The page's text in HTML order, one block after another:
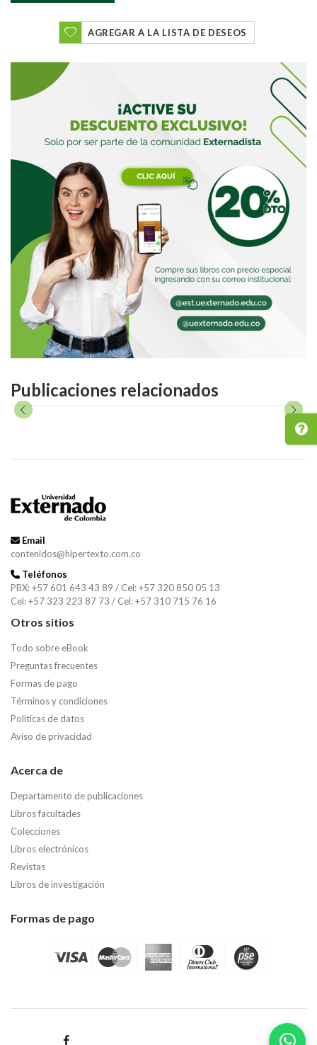
AGREGAR A LA LISTA DE DESEOS
Publicaciones relacionados
Email
contenidos@hipertexto.com.co
Teléfonos
PBX: +57 601 643 43 89 / Cel: +57 320 850 05 13
Cel: +57 323 223 87 73 / Cel: +57 310 715 76 16
Otros sitios
Todo sobre eBook
Preguntas frecuentes
Formas de pago
Términos y condiciones
Políticas de datos
Aviso de privacidad
Acerca de
Departamento de publicaciones
Libros facultades
Colecciones
Libros electrónicos
Revistas
Libros de investigación
Formas de pago